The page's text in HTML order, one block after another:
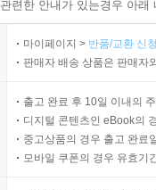
련한 안내가 있는경우 아
마이페이지 > 반품/교환 신
판매자 배송 상품은 판매자
출고 완료 후 10일 이내의
디지털 콘텐츠인 eBook의
중고상품의 경우 출고 완료
모바일 쿠폰의 경우 유효기